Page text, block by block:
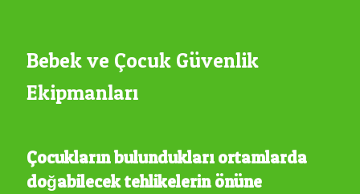
Bebek ve Çocuk Güvenlik
Ekipmanları
Çocukların bulundukları ortamlarda
doğabilecek tehlikelerin önüne